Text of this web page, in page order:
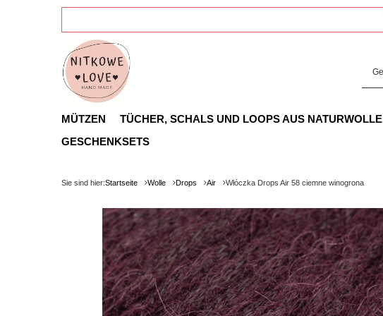
MÜTZEN TÜCHER, SCHALS UND LOOPS AUS NATURWOLLE
GESCHENKSETS
Sie sind hier:Startseite Wolle Drops Air Włóczka Drops Air 58 ciemne winogrona